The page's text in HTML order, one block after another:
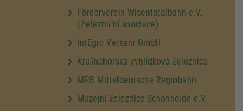
Förderverein Wisentatalbahn e.V.
(Železniční asociace)
IntEgro Verkehr GmbH
Krušnohorská vyhlídková železnice
MRB Mitteldeutsche Regiobahn
Muzejní železnice Schönheide e.V.